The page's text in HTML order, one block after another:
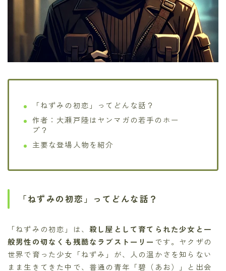
「ねずみの初恋」ってどんな話？
作者：大瀬戸陸はヤンマガの若手のホー
プ？
主要な登場人物を紹介
「ねずみの初恋」ってどんな話？
「ねずみの初恋」は、 殺し屋として育てられた少女と一
般男性の切なくも残酷なラブストーリー です。ヤクザの
世界で育った少女「ねずみ」が、人の温かさを知らない
まま生きてきた中で、普通の青年「碧（あお）」と出会